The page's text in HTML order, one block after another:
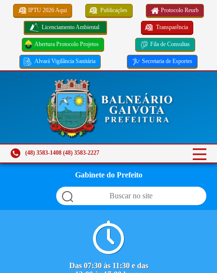
IPTU 2026 Aqui Publicações Protocolo Reurb
Licenciamento Ambiental Transparência
Abertura Protocolo Projetos Fila de Consultas
Alvará Vigilância Sanitária Secretaria de Esportes
(48) 3583-1408 (48) 3583-2227
Gabinete do Prefeito
Das 07:30 às 11:30 e das